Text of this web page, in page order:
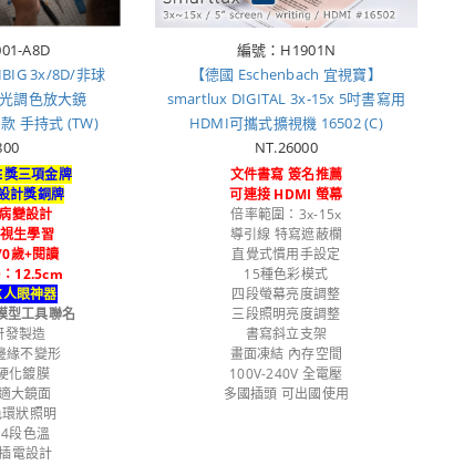
A8D
3x/8D/非球
調色放大鏡
手持式 (TW)
三項金牌
計獎銅牌
變設計
生學習
歲+閱讀
12.5cm
眼神器
型工具聯名
發製造
緣不變形
化鍍膜
大鏡面
狀照明
段色溫
電設計
編號：H1901N
【德國 Eschenbach 宜視寶】
smartlux DIGITAL 3x-15x 5吋書寫用
HDMI可攜式擴視機 16502 (C)
NT.26000
文件書寫 簽名推薦
可連接 HDMI 螢幕
倍率範圍：3x-15x
導引線 特寫遮蔽欄
直覺式慣用手設定
15種色彩模式
四段螢幕亮度調整
三段照明亮度調整
書寫斜立支架
畫面凍結 內存空間
100V-240V 全電壓
多國插頭 可出國使用